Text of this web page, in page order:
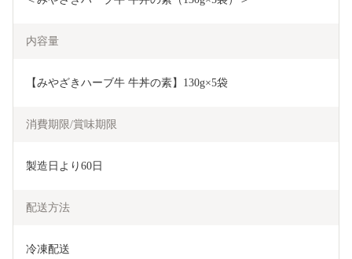
内容量
【みやざきハーブ牛 牛丼の素】130g×5袋
消費期限/賞味期限
製造日より60日
配送方法
冷凍配送